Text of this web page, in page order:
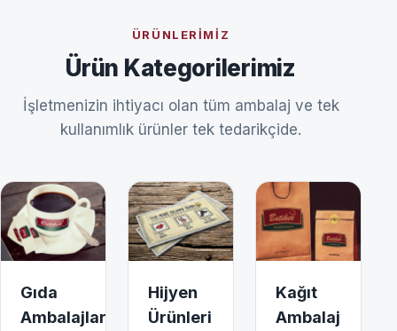
ÜRÜNLERIMIZ
Ürün Kategorilerimiz
İşletmenizin ihtiyacı olan tüm ambalaj ve tek
kullanımlık ürünler tek tedarikçide.
Gıda
Ambalajları
Hijyen
Ürünleri
Kağıt
Ambalaj